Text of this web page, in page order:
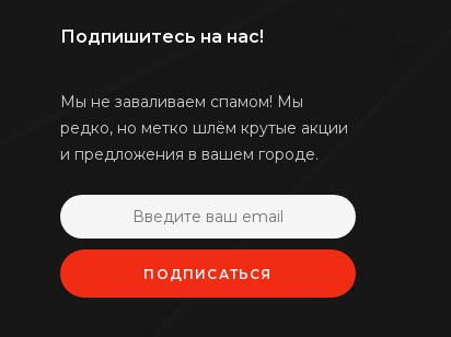
Подпишитесь на нас!
Мы не заваливаем спамом! Мы
редко, но метко шлём крутые акции
и предложения в вашем городе.
ПОДПИСАТЬСЯ